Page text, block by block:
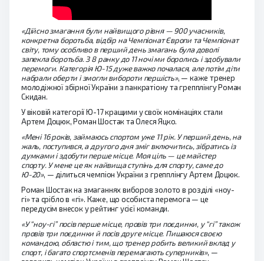
«Дійсно змагання були найвищого рівня — 900 учасників,
конкретна боротьба, відбір на Чемпіонат Європи та Чемпіонат
світу, тому особливо в перший день змагань була доволі
запекла боротьба. З 8 ранку до 11 ночі ми боролись і здобували
перемоги. Категорія Ю-15 дуже важко почалася, але потім діти
набрали оберти і змогли вибороти першість», — каже тренер
молодіжної збірної України з панкратіону та грепплінгу Роман
Скидан.
У віковій категорії Ю-17 кращими у своїх номінаціях стали
Артем Доцюк, Роман Шостак та Олеся Яцко.
«Мені 16 років, займаюсь спортом уже 11 рік. У перший день, на
жаль, поступився, а другого дня зміг включитись, зібратись із
думками і здобути перше місце. Моя ціль — це майстер
спорту. У мене це як найвища ступінь для спорту, саме до
Ю-20», — ділиться чемпіон України з грепплінгу Артем Доцюк.
Роман Шостак на змаганнях виборов золото в розділі «ноу-
гі» та срібло в «гі». Каже, що особиста перемога — це
передусім внесок у рейтинг усієї команди.
«У “ноу-гі” посів перше місце, провів три поєдинки, у “гі” також
провів три поєдинки й посів друге місце. Пишаюся своєю
командою, областю і тим, що тренер робить великий вклад у
спорт, і багато спортсменів перемагають суперників», —